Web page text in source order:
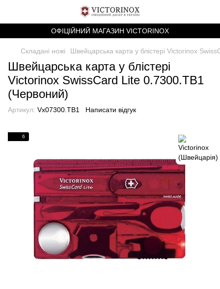
ОФІЦІЙНИЙ МАГАЗИН VICTORINOX
Складані ножі Швейцарська карта у блістері Victorinox
Швейцарська карта у блістері
Victorinox SwissCard Lite 0.7300.TB1
(Червоний)
Артикул: Vx07300.TB1 Написати відгук
6